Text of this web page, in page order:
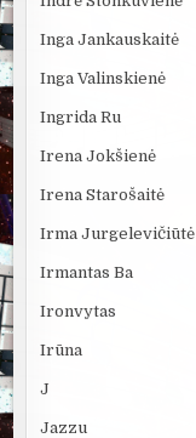
Inga Jankauskaitė
Inga Valinskienė
Ingrida Ru
Irena Jokšienė
Irena Starošaitė
Irma Jurgelevičiūtė
Irmantas Ba
Ironvytas
Irūna
J
Jazzu